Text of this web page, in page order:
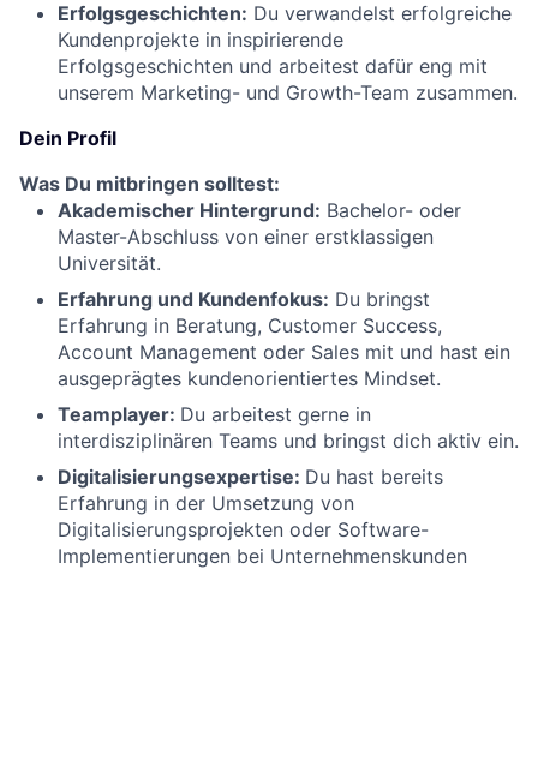
Erfolgsgeschichten: Du verwandelst erfolgreiche
Kundenprojekte in inspirierende
Erfolgsgeschichten und arbeitest dafür eng mit
unserem Marketing- und Growth-Team zusammen.
Dein Profil
Was Du mitbringen solltest:
Akademischer Hintergrund: Bachelor- oder
Master-Abschluss von einer erstklassigen
Universität.
Erfahrung und Kundenfokus: Du bringst
Erfahrung in Beratung, Customer Success,
Account Management oder Sales mit und hast ein
ausgeprägtes kundenorientiertes Mindset.
Teamplayer: Du arbeitest gerne in
interdisziplinären Teams und bringst dich aktiv ein.
Digitalisierungsexpertise: Du hast bereits
Erfahrung in der Umsetzung von
Digitalisierungsprojekten oder Software-
Implementierungen bei Unternehmenskunden